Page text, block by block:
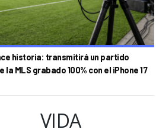
historia: transmitirá un partido
la MLS grabado 100% con el iPhone 17
VIDA